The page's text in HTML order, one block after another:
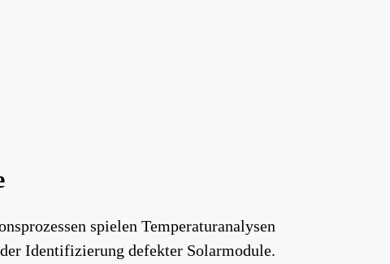
spielen Temperaturanalysen
Identifizierung defekter Solarmodule.